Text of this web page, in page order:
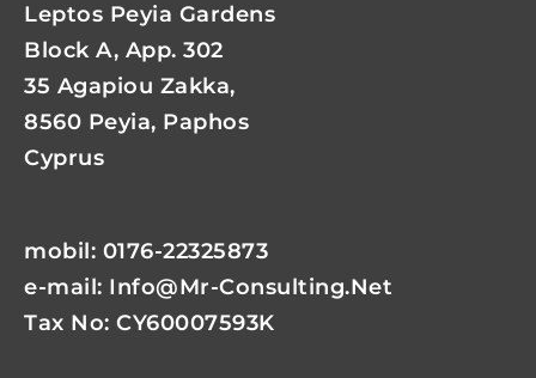
Leptos Peyia Gardens
Block A, App. 302
35 Agapiou Zakka,
8560 Peyia, Paphos
Cyprus
mobil: 0176-22325873
e-mail: Info@mr-Consulting.net
Tax No: CY60007593K